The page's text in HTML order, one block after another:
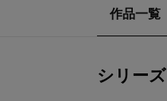
作品一覧
シリーズ